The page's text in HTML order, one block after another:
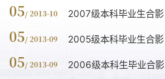
05/ 2013-10 2007级本科毕业生合影
05/ 2013-09 2005级本科毕业生合影
05/ 2013-09 2006级本科生毕业合影